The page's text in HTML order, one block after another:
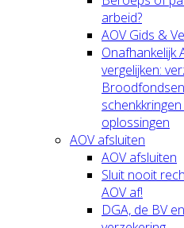
arbeid?
AOV Gids &
Onafhankelijk
vergelijken:
oplossingen
AOV afsluiten
AOV afsluiten
Sluit nooit
AOV af!
DGA, de BV